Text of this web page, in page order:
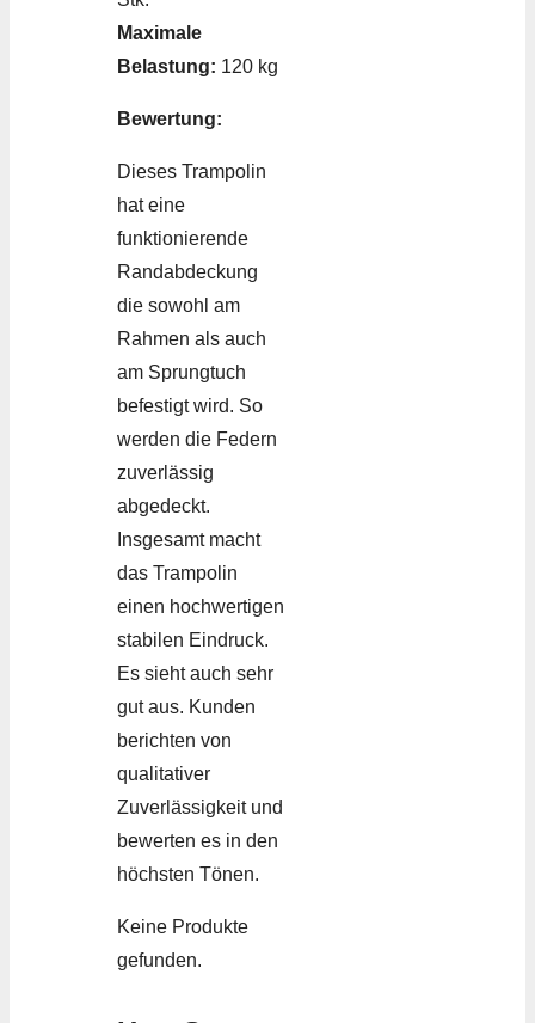
Maximale
Belastung: 120 kg
Bewertung:
Dieses Trampolin
hat eine
funktionierende
Randabdeckung
die sowohl am
Rahmen als auch
am Sprungtuch
befestigt wird. So
werden die Federn
zuverlässig
abgedeckt.
Insgesamt macht
das Trampolin
einen hochwertigen
stabilen Eindruck.
Es sieht auch sehr
gut aus. Kunden
berichten von
qualitativer
Zuverlässigkeit und
bewerten es in den
höchsten Tönen.
Keine Produkte
gefunden.